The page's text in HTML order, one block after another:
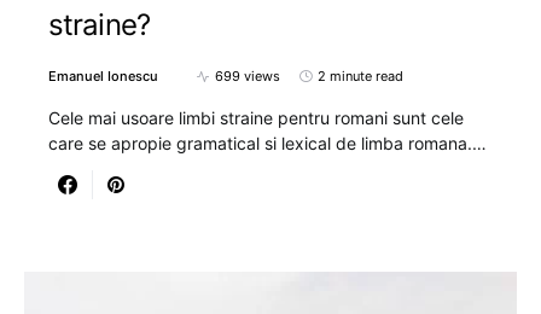
straine?
Emanuel Ionescu 699 views 2 minute read
Cele mai usoare limbi straine pentru romani sunt cele
care se apropie gramatical si lexical de limba romana.…